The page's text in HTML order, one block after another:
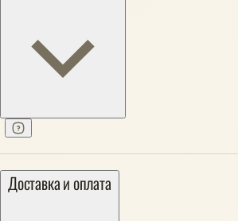
Доставка и оплата